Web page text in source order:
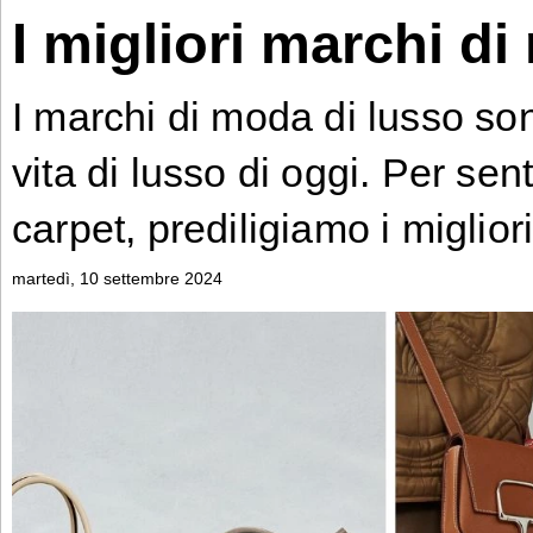
casa
Industria
Bontena
on
Networks
Industria
Bontena
Networks
I migliori marchi di
I marchi di moda di lusso
vita di lusso di oggi. Per
carpet, prediligiamo i
martedì, 10 settembre 2024